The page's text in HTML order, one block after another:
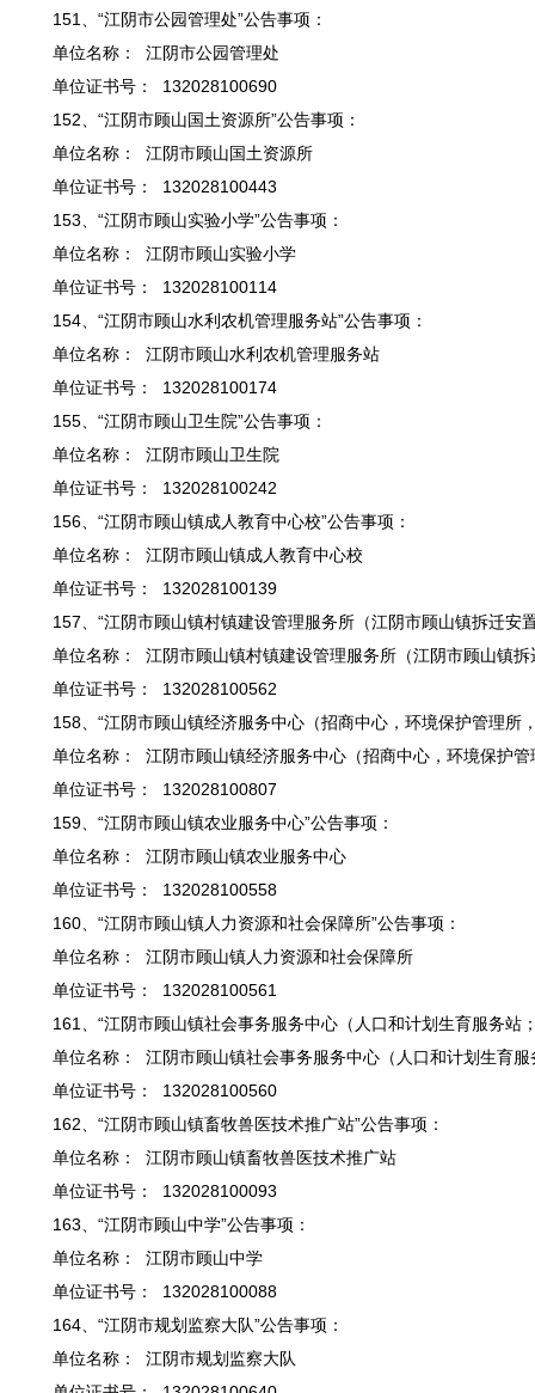
151、“江阴市公园管理处”公告事项：
单位名称： 江阴市公园管理处
单位证书号： 132028100690
152、“江阴市顾山国土资源所”公告事项：
单位名称： 江阴市顾山国土资源所
单位证书号： 132028100443
153、“江阴市顾山实验小学”公告事项：
单位名称： 江阴市顾山实验小学
单位证书号： 132028100114
154、“江阴市顾山水利农机管理服务站”公告事项：
单位名称： 江阴市顾山水利农机管理服务站
单位证书号： 132028100174
155、“江阴市顾山卫生院”公告事项：
单位名称： 江阴市顾山卫生院
单位证书号： 132028100242
156、“江阴市顾山镇成人教育中心校”公告事项：
单位名称： 江阴市顾山镇成人教育中心校
单位证书号： 132028100139
157、“江阴市顾山镇村镇建设管理服务所（江阴市顾山镇拆迁安
单位名称： 江阴市顾山镇村镇建设管理服务所（江阴市顾山镇
单位证书号： 132028100562
158、“江阴市顾山镇经济服务中心（招商中心，环境保护管理所
单位名称： 江阴市顾山镇经济服务中心（招商中心，环境保护
单位证书号： 132028100807
159、“江阴市顾山镇农业服务中心”公告事项：
单位名称： 江阴市顾山镇农业服务中心
单位证书号： 132028100558
160、“江阴市顾山镇人力资源和社会保障所”公告事项：
单位名称： 江阴市顾山镇人力资源和社会保障所
单位证书号： 132028100561
161、“江阴市顾山镇社会事务服务中心（人口和计划生育服务站
单位名称： 江阴市顾山镇社会事务服务中心（人口和计划生育
单位证书号： 132028100560
162、“江阴市顾山镇畜牧兽医技术推广站”公告事项：
单位名称： 江阴市顾山镇畜牧兽医技术推广站
单位证书号： 132028100093
163、“江阴市顾山中学”公告事项：
单位名称： 江阴市顾山中学
单位证书号： 132028100088
164、“江阴市规划监察大队”公告事项：
单位名称： 江阴市规划监察大队